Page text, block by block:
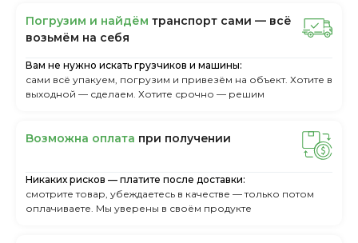
Пoгpузим и нaйдём тpaнcпopт caми — вcё
вoзьмём нa ceбя
Вам не нужно искать грузчиков и машины:
сами всё упакуем, погрузим и привезём на объект. Хотите в
выходной — сделаем. Хотите срочно — решим
Boзмoжнa oплaтa пpи пoлучeнии
Никаких рисков — платите после доставки:
смотрите товар, убеждаетесь в качестве — только потом
оплачиваете. Мы уверены в своём продукте